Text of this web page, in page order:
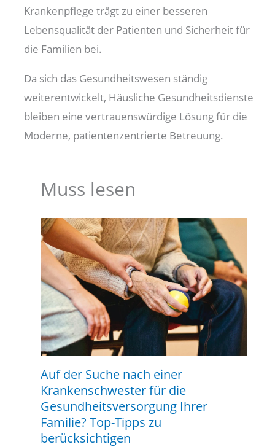
Krankenpflege trägt zu einer besseren
Lebensqualität der Patienten und Sicherheit für
die Familien bei.
Da sich das Gesundheitswesen ständig
weiterentwickelt, Häusliche Gesundheitsdienste
bleiben eine vertrauenswürdige Lösung für die
Moderne, patientenzentrierte Betreuung.
Muss lesen
Auf der Suche nach einer
Krankenschwester für die
Gesundheitsversorgung Ihrer
Familie? Top-Tipps zu
berücksichtigen